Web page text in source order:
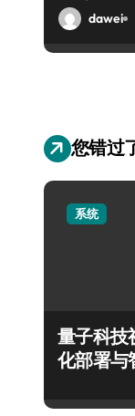
dawei
您错过
系统
量子科技
化部署与